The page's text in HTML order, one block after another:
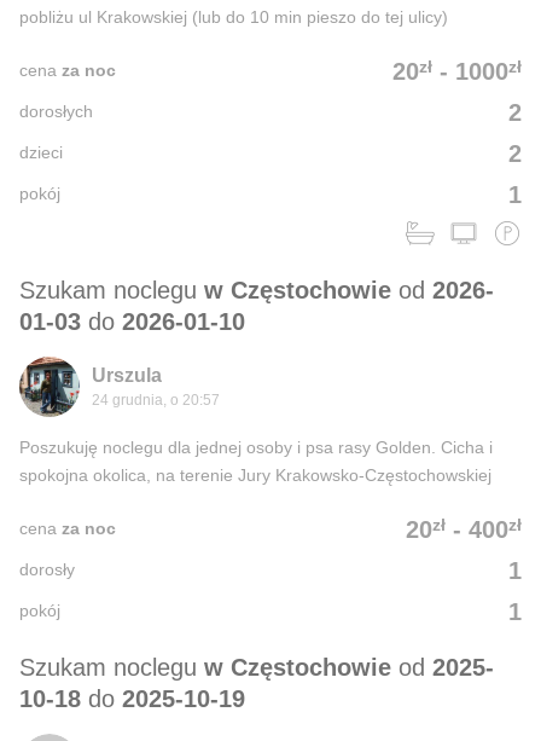
pobliżu ul Krakowskiej (lub do 10 min pieszo do tej ulicy)
20zł - 1000zł
cena za noc
2
dorosłych
2
dzieci
1
pokój
Szukam noclegu w Częstochowie od 2026-
01-03 do 2026-01-10
Urszula
24 grudnia, o 20:57
Poszukuję noclegu dla jednej osoby i psa rasy Golden. Cicha i
spokojna okolica, na terenie Jury Krakowsko-Częstochowskiej
20zł - 400zł
cena za noc
1
dorosły
1
pokój
Szukam noclegu w Częstochowie od 2025-
10-18 do 2025-10-19